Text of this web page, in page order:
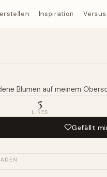
Inspiration Versus
Blumen auf meinem
5
LIKES
Gefällt